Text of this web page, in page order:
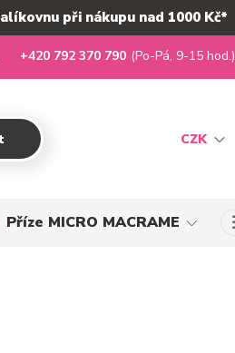
při nákupu nad 1000 Kč*
CZK
+420 792 370 790 (Po-Pá, 9-15 hod.)
Příze MICRO MACRAME